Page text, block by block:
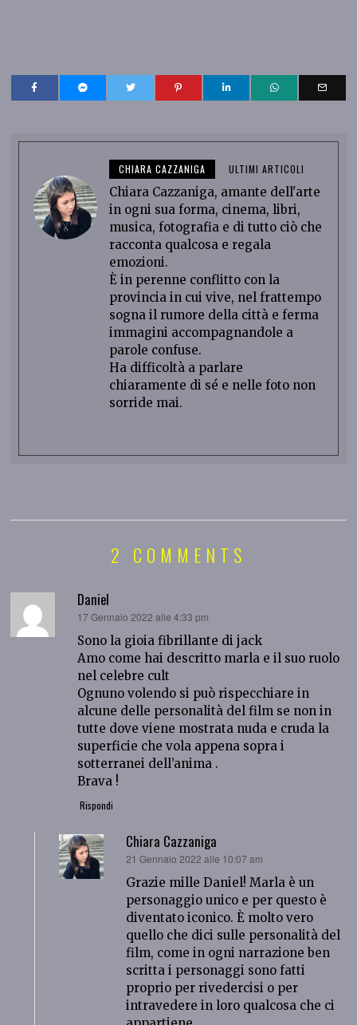
CHIARA CAZZANIGA ULTIMI ARTICOLI
Chiara Cazzaniga, amante dell'arte
in ogni sua forma, cinema, libri,
musica, fotografia e di tutto ciò che
racconta qualcosa e regala
emozioni.
È in perenne conflitto con la
provincia in cui vive, nel frattempo
sogna il rumore della città e ferma
immagini accompagnandole a
parole confuse.
Ha difficoltà a parlare
chiaramente di sé e nelle foto non
sorride mai.
2 COMMENTS
Daniel
ha
detto:
17 Gennaio 2022 alle 4:33 pm
Sono la gioia fibrillante di jack
Amo come hai descritto marla e il suo ruolo
nel celebre cult
Ognuno volendo si può rispecchiare in
alcune delle personalità del film se non in
tutte dove viene mostrata nuda e cruda la
superficie che vola appena sopra i
sotterranei dell’anima .
Brava !
Rispondi
Chiara Cazzaniga
ha
detto:
21 Gennaio 2022 alle 10:07 am
Grazie mille Daniel! Marla è un
personaggio unico e per questo è
diventato iconico. È molto vero
quello che dici sulle personalità del
film, come in ogni narrazione ben
scritta i personaggi sono fatti
proprio per rivedercisi o per
intravedere in loro qualcosa che ci